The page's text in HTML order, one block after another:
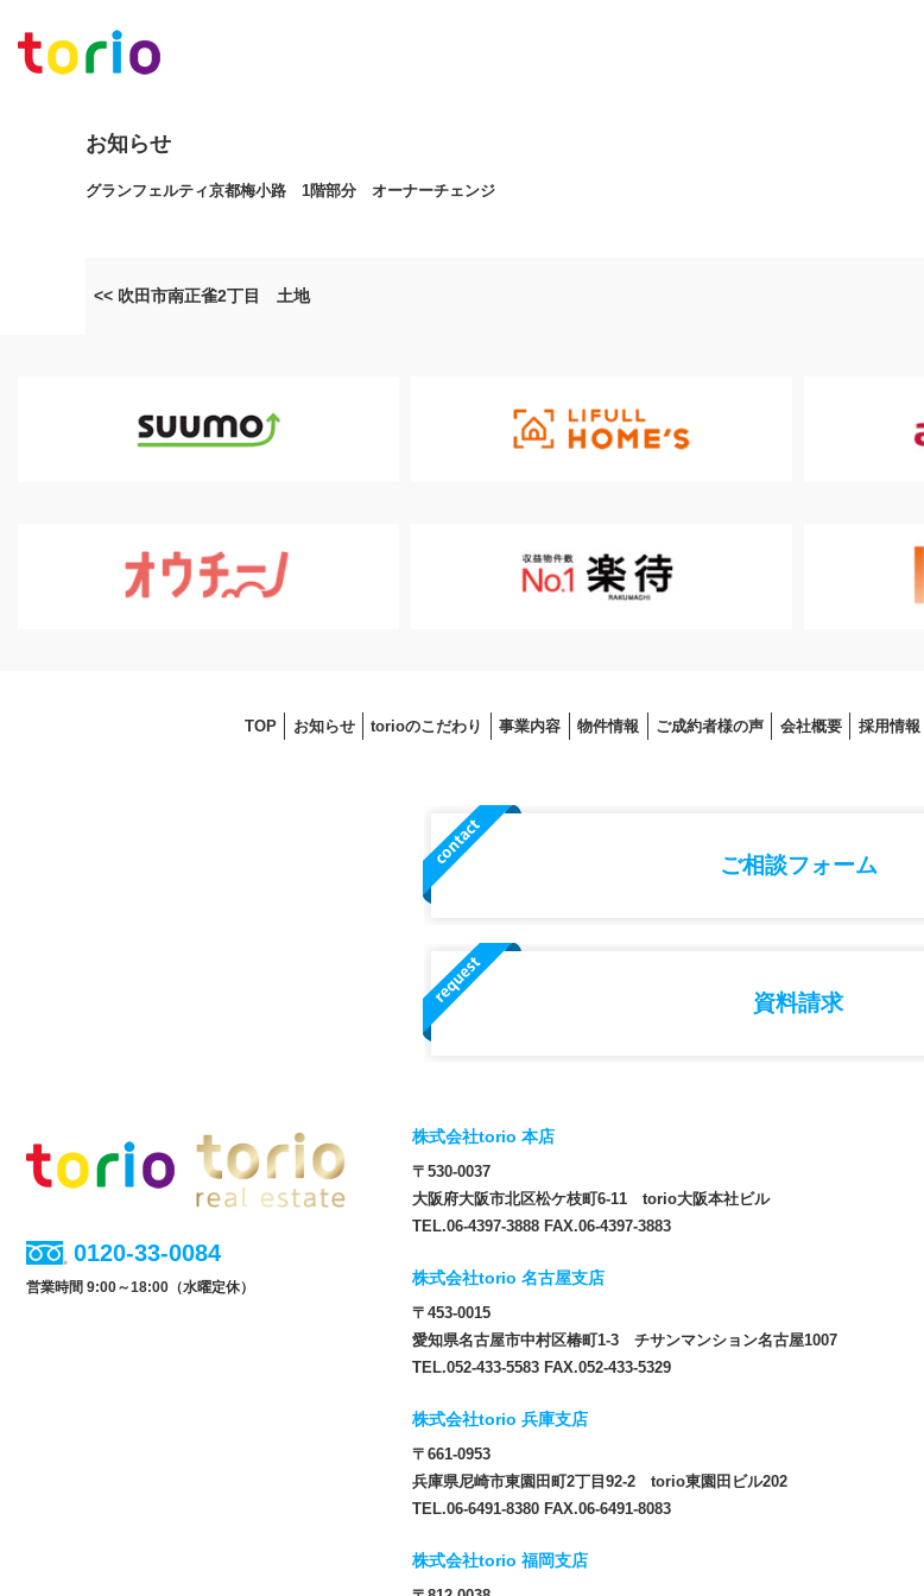
お知らせ
グランフェルティ京都梅小路 1階部分 オーナーチェンジ
<< 吹田市南正雀2丁目 土地
TOP お知らせ torioのこだわり 事業内容 物件情報 ご成約者様の声 会社概要 採⽤情報
ご相談フォーム
資料請求
0120-33-0084
営業時間 9:00～18:00（水曜定休）
株式会社torio 本店
〒530-0037
大阪府大阪市北区松ケ枝町6-11 torio大阪本社ビル
TEL.06-4397-3888 FAX.06-4397-3883
株式会社torio 名古屋支店
〒453-0015
愛知県名古屋市中村区椿町1-3 チサンマンション名古屋1007
TEL.052-433-5583 FAX.052-433-5329
株式会社torio 兵庫支店
〒661-0953
兵庫県尼崎市東園田町2丁目92-2 torio東園田ビル202
TEL.06-6491-8380 FAX.06-6491-8083
株式会社torio 福岡支店